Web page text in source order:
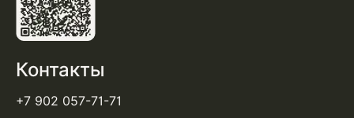
Контакты
+7 902 057-71-71